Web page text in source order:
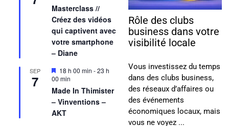
Masterclass //
Créez des vidéos
qui captivent avec
votre smartphone
– Diane
SEP
7
Mis
en
avant
18 h 00 min -23 h
00 min
Made In Thimister
– Vinventions –
AKT
Rôle des clubs
business dans votre
visibilité locale
Vous investissez du temps
dans des clubs business,
des réseaux d’affaires ou
des événements
économiques locaux, mais
vous ne voyez ...